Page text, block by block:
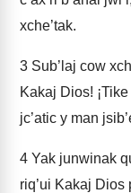
xche’tak.
3 Sub’laj cow
Kakaj Dios!
jc’atic y man
4 Yak junwinak
riq’ui Kakaj Dios